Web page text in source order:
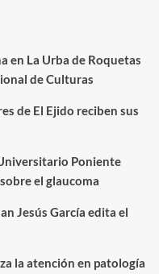
en La Urba de Roquetas
de Culturas
de El Ejido reciben sus
Poniente
el glaucoma
Jesús García edita el
la atención en patología